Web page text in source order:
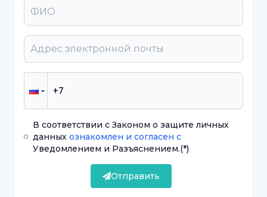
Цифровой детокс - это когда человек
добровольно прекращает пользоваться
цифровыми устройствами, такими как
смартфоны, компьютеры и платформы
период времени. В период цифровой
дистанцирование от технологий или
попытка держать телефон подальше
положительно скажется на физическом и
психическом здоровье. Это также снизит
В соответствии с Законом о защите личных
данныхознакомлен и согласен с
Уведомлением и Разъяснением.(*)
Отправить